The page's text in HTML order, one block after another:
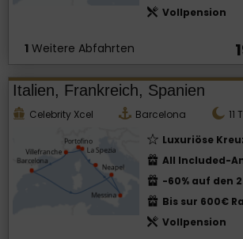
Vollpension
1 Weitere Abfahrten
Italien, Frankreich, Spanien
Celebrity Xcel Barcelona 11 T
Luxuriöse
All Included-
-60% auf den
Bis sur 600€
Vollpension